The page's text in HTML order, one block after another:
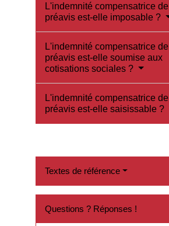
L'indemnité compensatrice de
préavis est-elle imposable ?
L'indemnité compensatrice de
préavis est-elle soumise aux
cotisations sociales ?
L'indemnité compensatrice de
préavis est-elle saisissable ?
Textes de référence
Questions ? Réponses !